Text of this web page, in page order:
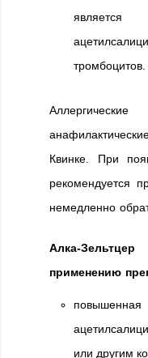
тромбоцитов.
Квинке. При
рекомендуется
немедленно
Алка-
применению
или другим